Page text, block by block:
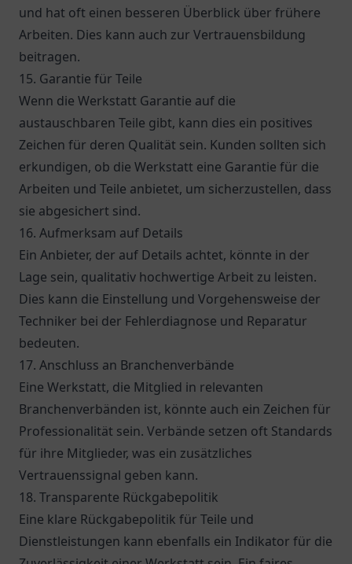
und hat oft einen besseren Überblick über frühere
Arbeiten. Dies kann auch zur Vertrauensbildung
beitragen.
15. Garantie für Teile
Wenn die Werkstatt Garantie auf die
austauschbaren Teile gibt, kann dies ein positives
Zeichen für deren Qualität sein. Kunden sollten sich
erkundigen, ob die Werkstatt eine Garantie für die
Arbeiten und Teile anbietet, um sicherzustellen, dass
sie abgesichert sind.
16. Aufmerksam auf Details
Ein Anbieter, der auf Details achtet, könnte in der
Lage sein, qualitativ hochwertige Arbeit zu leisten.
Dies kann die Einstellung und Vorgehensweise der
Techniker bei der Fehlerdiagnose und Reparatur
bedeuten.
17. Anschluss an Branchenverbände
Eine Werkstatt, die Mitglied in relevanten
Branchenverbänden ist, könnte auch ein Zeichen für
Professionalität sein. Verbände setzen oft Standards
für ihre Mitglieder, was ein zusätzliches
Vertrauenssignal geben kann.
18. Transparente Rückgabepolitik
Eine klare Rückgabepolitik für Teile und
Dienstleistungen kann ebenfalls ein Indikator für die